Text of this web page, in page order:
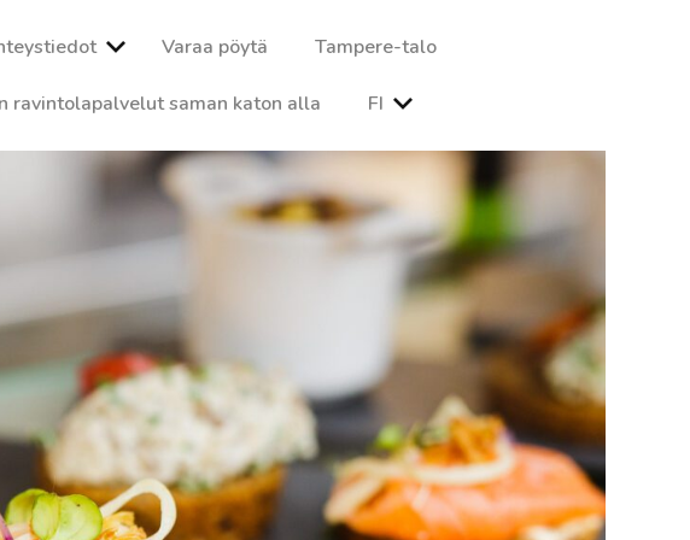
lounaista ja illallisista, jotka on valmistettu huolella valituista raaka-
Varaa pöytä Tampere-talo
ravintolapalvelut saman katon alla FI